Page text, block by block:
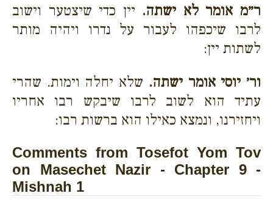
ר״מ אומר לא ישתה. יין כדי שיצטער וישוב
לרבו שיכפהו לעבור על נדרו ויהיה מותר
לשתות יין:
ור׳ יוסי אומר ישתה. שלא יחלה וימות. שהרי
עתיד הוא לשוב לרבו שיבקש רבו אחריו
ויחזירנו, ונמצא כאילו הוא ברשות רבו:
Comments from Tosefot Yom Tov
on Masechet Nazir - Chapter 9 -
Mishnah 1